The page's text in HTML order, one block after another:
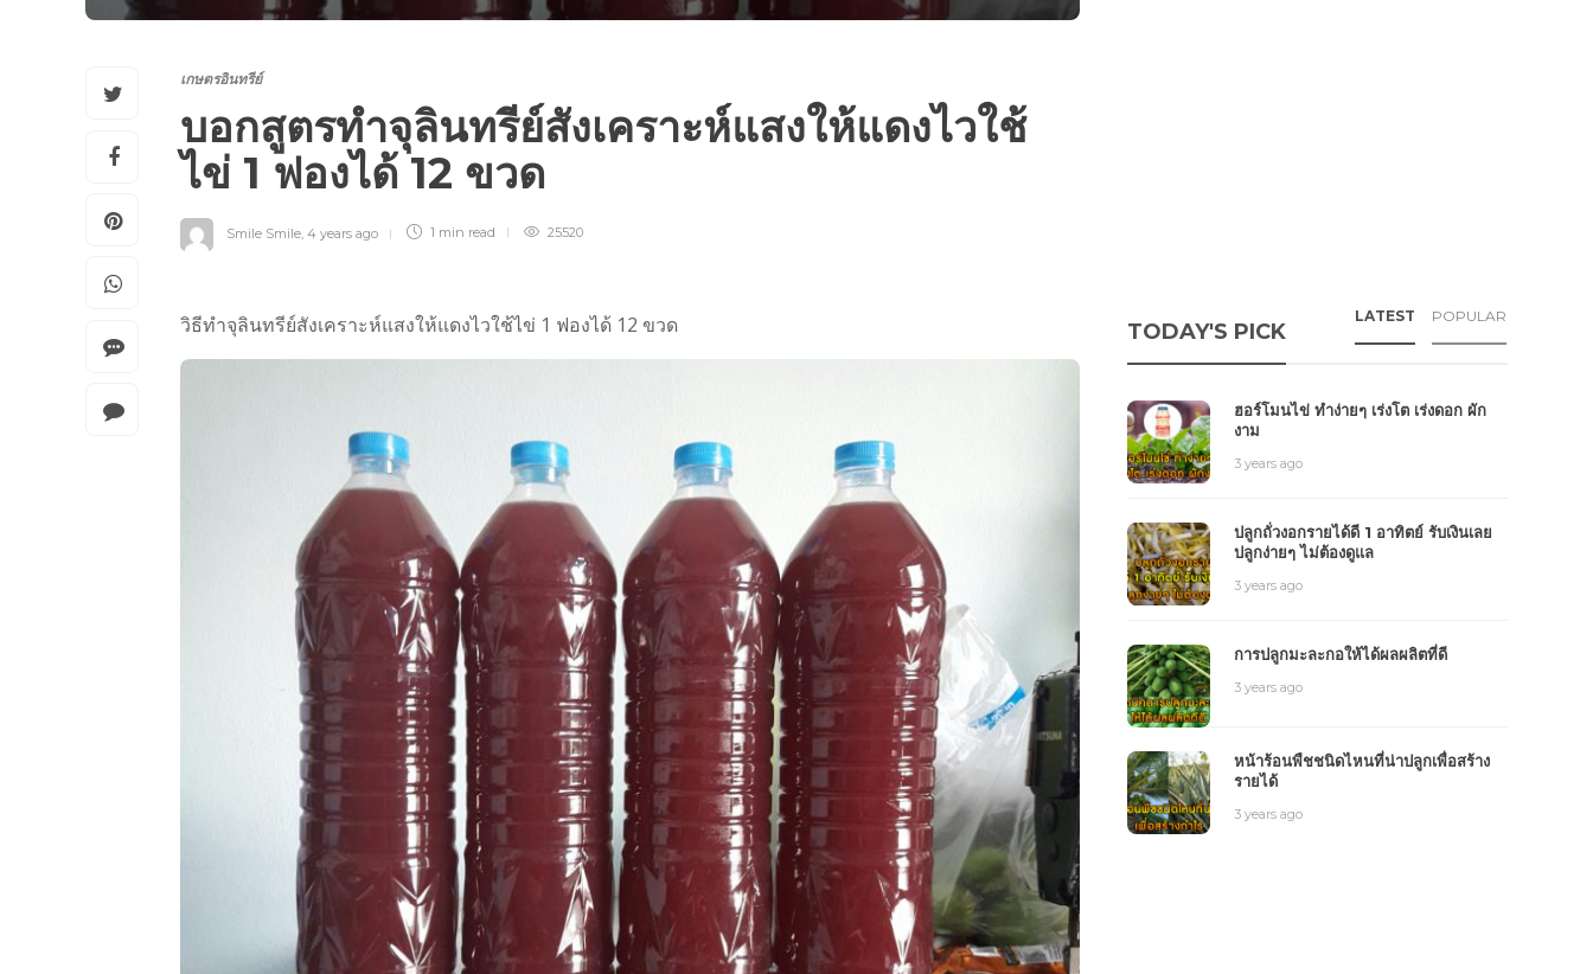
เกษตรอินทรีย์
บอกสูตรทำจุลินทรีย์สังเคราะห์แสงให้แดงไวใช้
ไข่ 1 ฟองได้ 12 ขวด
Smile Smile 4 years ago 1 min read 25520
วิธีทำจุลินทรีย์สังเคราะห์แสงให้แดงไวใช้ไข่ 1 ฟองได้ 12 ขวด TODAY'S PICK
LATEST POPULAR
ฮอร์โมนไข่ ทำง่ายๆ เร่งโต เร่งดอก ผัก
งาม
3 years ago
ปลูกถั่วงอกรายได้ดี 1 อาทิตย์ รับเงินเลย
ปลูกง่ายๆ ไม่ต้องดูแล
3 years ago
การปลูกมะละกอให้ได้ผลผลิตที่ดี
3 years ago
หน้าร้อนพืชชนิดไหนที่น่าปลูกเพื่อสร้าง
รายได้
3 years ago